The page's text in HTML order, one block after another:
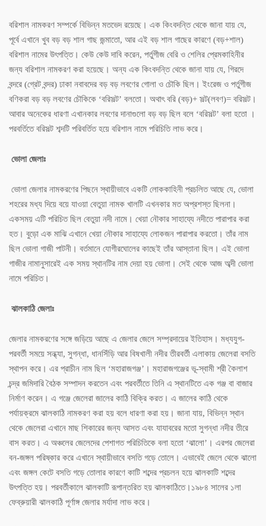
বরিশাল নামকরণ সম্পর্কে বিভিন্ন মতভেদ রয়েছে। এক কিংবদন্তি থেকে জানা যায় যে,
পূর্বে এখানে খুব বড় বড় শাল গাছ জন্মাতো, আর এই বড় শাল গাছের কারণে (বড়+শাল)
বরিশাল নামের উৎপত্তি। কেউ কেউ দাবি করেন, পর্তুগীজ বেরি ও শেলির প্রেমকাহিনীর
জন্য বরিশাল নামকরণ করা হয়েছে। অন্য এক কিংবদন্তি থেকে জানা যায় যে, গিরদে
বন্দরে (গ্রেট বন্দর) ঢাকা নবাবদের বড় বড় লবণের গোলা ও চৌকি ছিল। ইংরেজ ও পর্তুগীজ
বণিকরা বড় বড় লবণের চৌকিকে ‘বরিসল্ট’ বলতো। অথাৎ বরি (বড়)+ সল্ট(লবণ)= বরিসল্ট।
আবার অনেকের ধারণা এখানকার লবণের দানাগুলো বড় বড় ছিল বলে ‘বরিসল্ট’ বলা হতো ।
পরবর্তিতে বরিসল্ট শব্দটি পরিবর্তিত হয়ে বরিশাল নামে পরিচিতি লাভ করে।
ভোলা জেলাঃ
ভোলা জেলার নামকরণের পিছনে স্থায়ীভাবে একটি লোককাহিনী প্রচলিত আছে যে, ভোলা
শহরের মধ্য দিয়ে বয়ে যাওয়া বেতুয়া নামক খালটি এখনকার মত অপ্রশস্ত ছিলনা।
একসময় এটি পরিচিত ছিল বেতুয়া নদী নামে। খেয়া নৌকার সাহায্যে নদীতে পারাপার করা
হত। বুড়ো এক মাঝি এখানে খেয়া নৌকার সাহায্যে লোকজন পারাপার করতো। তাঁর নাম
ছিল ভোলা গাজী পাটনী। বর্তমানে যোগীরঘোলের কাছেই তাঁর আস্তানা ছিল। এই ভোলা
গাজীর নামানুসারেই এক সময় স্থানটির নাম দেয়া হয় ভোলা। সেই থেকে আজ অব্দী ভোলা
নামে পরিচিত।
ঝালকাঠি জেলাঃ
জেলার নামকরণের সঙ্গে জড়িয়ে আছে এ জেলার জেলে সম্প্রদায়ের ইতিহাস। মধ্যযুগ-
পরবর্তী সময়ে সন্ধ্যা, সুগন্ধা, ধানসিঁড়ি আর বিষখালী নদীর তীরবর্তী এলাকায় জেলেরা বসতি
স্থাপন করে। এর প্রাচীন নাম ছিল ‘মহারাজগঞ্জ’। মহারাজগঞ্জের ভূ-স্বামী শ্রী কৈলাশ
চন্দ্র জমিদারি বৈঠক সম্পাদন করতেন এবং পরবর্তীতে তিনি এ স্থানটিতে এক গঞ্জ বা বাজার
নির্মাণ করেন। এ গঞ্জে জেলেরা জালের কাঠি বিক্রি করত। এ জালের কাঠি থেকে
পর্যায়ক্রমে ঝালকাঠি নামকরণ করা হয় বলে ধারণা করা হয়। জানা যায়, বিভিন্ন স্থান
থেকে জেলেরা এখানে মাছ শিকারের জন্য আসত এবং যাযাবরের মতো সুগন্ধা নদীর তীরে
বাস করত। এ অঞ্চলের জেলেদের পেশাগত পরিচিতিকে বলা হতো ‘ঝালো’। এরপর জেলেরা
বন-জঙ্গল পরিষ্কার করে এখানে স্থায়ীভাবে বসতি গড়ে তোলে। এভাবেই জেলে থেকে ঝালো
এবং জঙ্গল কেটে বসতি গড়ে তোলার কারণে কাটি শব্দের প্রচলন হয়ে ঝালকাটি শব্দের
উৎপত্তি হয়। পরবর্তীকালে ঝালকাটি রূপান্তরিত হয় ঝালকাঠিতে।১৯৮৪ সালের ১লা
ফেব্রুয়ারী ঝালকাঠি পূর্ণাঙ্গ জেলার মর্যাদা লাভ করে।